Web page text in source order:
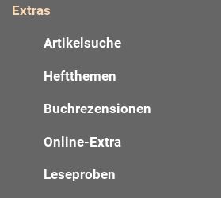
Extras
Artikelsuche
Heftthemen
Buchrezensionen
Online-Extra
Leseproben